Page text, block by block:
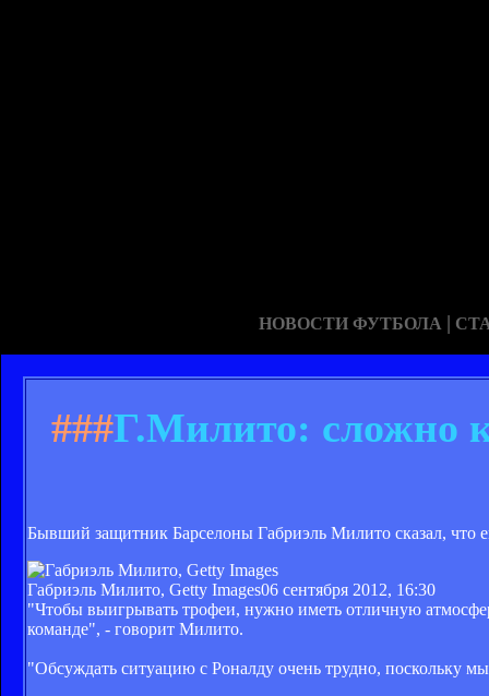
НОВОСТИ ФУТБОЛА |
###Г.Милито: сложно
Бывший защитник Барселоны Габриэль Милито сказал,
Габриэль Милито, Getty Images06 сентября 2012, 16:30
"Чтобы выигрывать трофеи, нужно иметь отличную
команде", - говорит Милито.
"Обсуждать ситуацию с Роналду очень трудно, поскольку